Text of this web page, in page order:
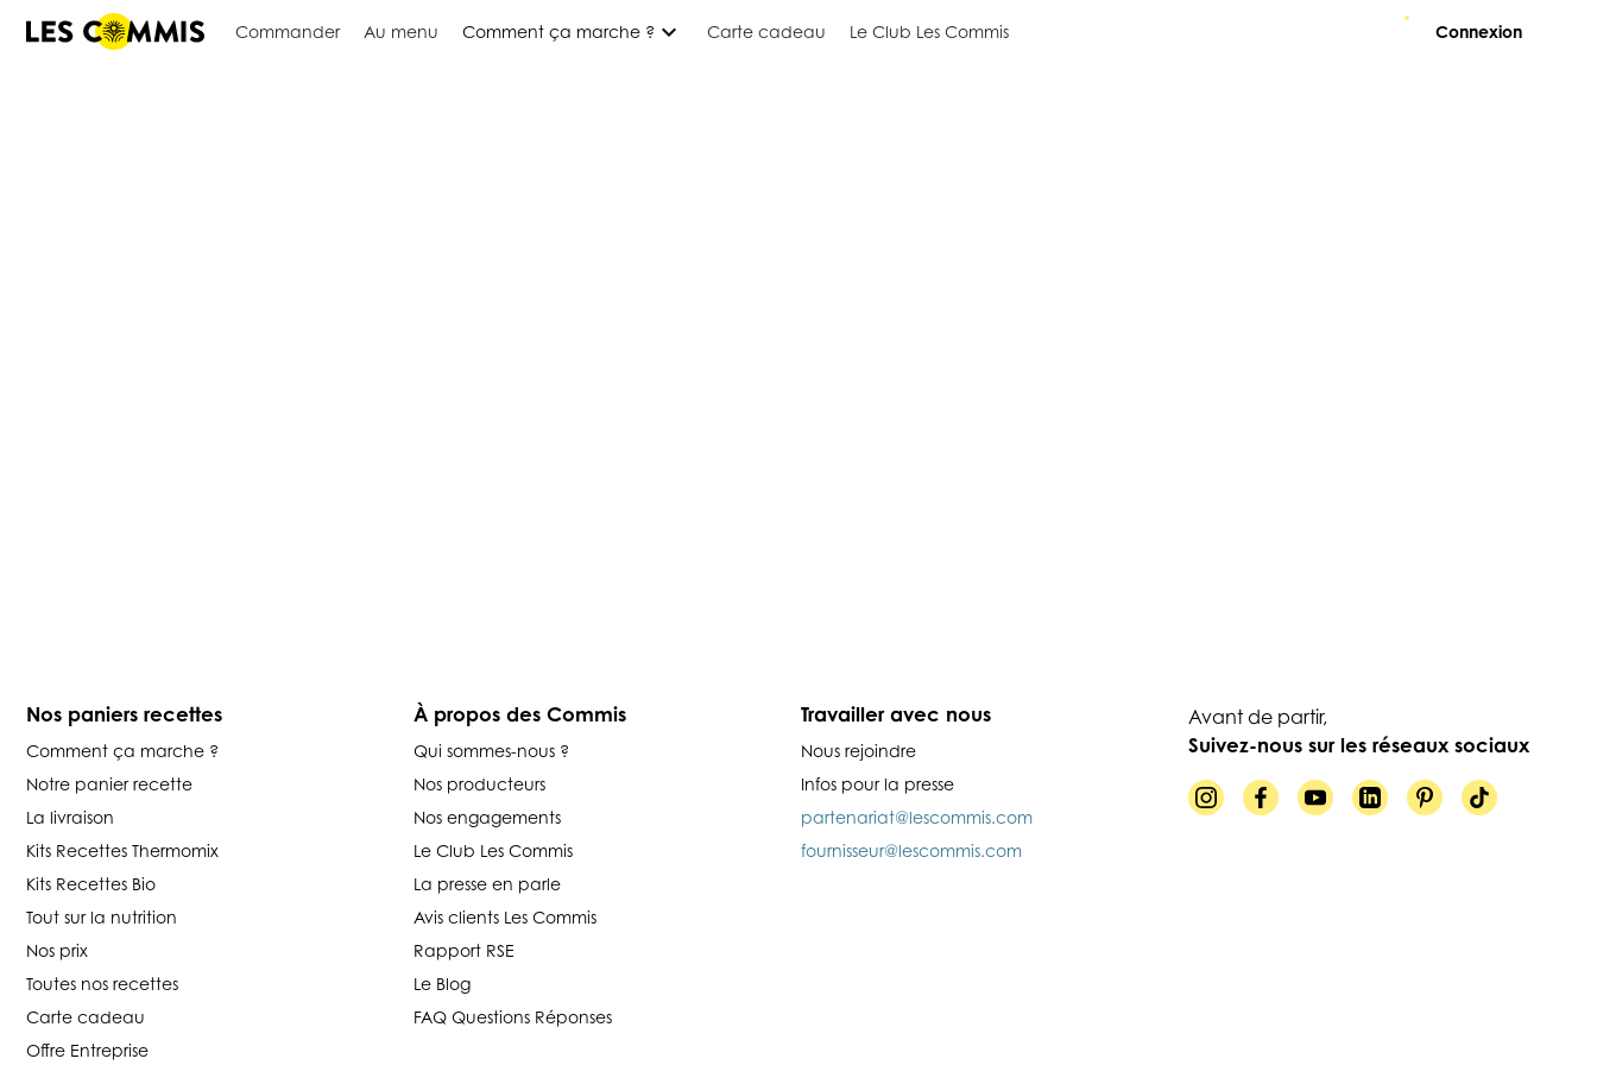
Commander Au menu Comment ça marche ? expand_more Carte cadeau Le Club Les Commis Connexion
Nos paniers recettes
Comment ça marche ?
Notre panier recette
La livraison
Kits Recettes Thermomix
Kits Recettes Bio
Tout sur la nutrition
Nos prix
Toutes nos recettes
Carte cadeau
Offre Entreprise
À propos des Commis
Qui sommes-nous ?
Nos producteurs
Nos engagements
Le Club Les Commis
La presse en parle
Avis clients Les Commis
Rapport RSE
Le Blog
FAQ Questions Réponses
Travailler avec nous
Nous rejoindre
Infos pour la presse
partenariat@lescommis.com
fournisseur@lescommis.com
Avant de partir,
Suivez-nous sur les réseaux sociaux